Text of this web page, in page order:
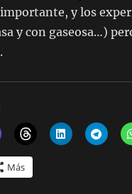
y los
y con gaseosa…)
Más